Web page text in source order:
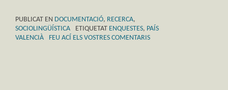
PUBLICAT EN DOCUMENTACIÓ, RECERCA,
SOCIOLINGÜÍSTICA
ETIQUETAT ENQUESTES, PAÍS
VALENCIÀ
FEU ACÍ ELS VOSTRES COMENTARIS